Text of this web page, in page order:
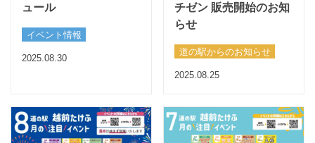
ュール
イベント情報
2025.08.30
チゼン 販売開始のお知
らせ
道の駅からのお知らせ
2025.08.25